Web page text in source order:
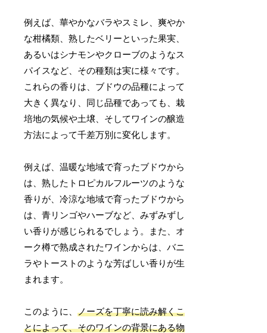
例えば、華やかなバラやスミレ、爽やか
な柑橘類、熟したベリーといった果実、
あるいはシナモンやクローブのようなス
パイスなど、その種類は実に様々です。
これらの香りは、ブドウの品種によって
大きく異なり、同じ品種であっても、栽
培地の気候や土壌、そしてワインの醸造
方法によって千差万別に変化します。
例えば、温暖な地域で育ったブドウから
は、熟したトロピカルフルーツのような
香りが、冷涼な地域で育ったブドウから
は、青リンゴやハーブなど、みずみずし
い香りが感じられるでしょう。また、オ
ーク樽で熟成されたワインからは、バニ
ラやトーストのような芳ばしい香りが生
まれます。
このように、ノーズを丁寧に読み解くこ
とによって、そのワインの背景にある物